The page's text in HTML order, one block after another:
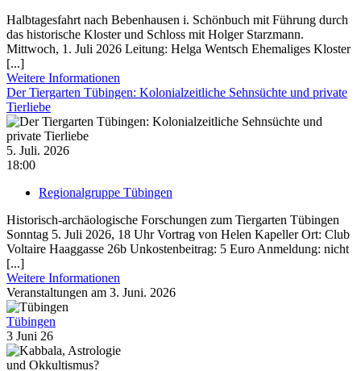
Halbtagesfahrt nach Bebenhausen i. Schönbuch mit Führung durch
das historische Kloster und Schloss mit Holger Starzmann.
Mittwoch, 1. Juli 2026 Leitung: Helga Wentsch Ehemaliges Kloster
[...]
Weitere Informationen
Der Tiergarten Tübingen: Kolonialzeitliche Sehnsüchte und private
Tierliebe
5. Juli. 2026
18:00
Regionalgruppe Tübingen
Historisch-archäologische Forschungen zum Tiergarten Tübingen
Sonntag 5. Juli 2026, 18 Uhr Vortrag von Helen Kapeller Ort: Club
Voltaire Haaggasse 26b Unkostenbeitrag: 5 Euro Anmeldung: nicht
[...]
Weitere Informationen
Veranstaltungen am 3. Juni. 2026
Tübingen
3 Juni 26